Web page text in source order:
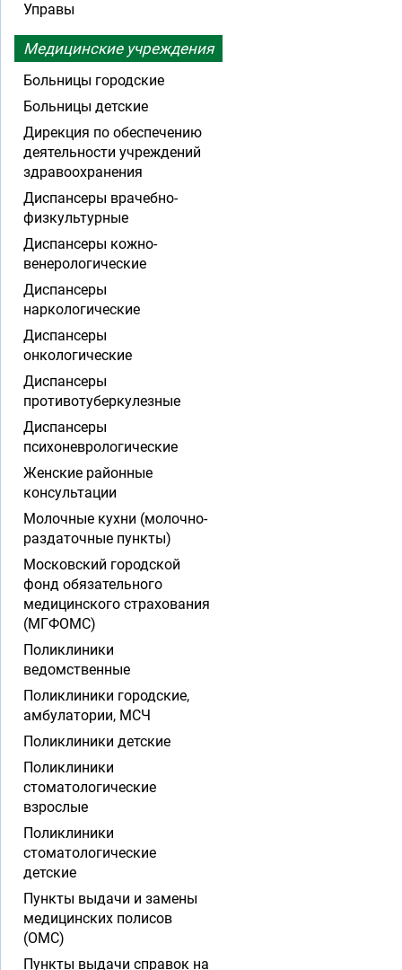
Управы
Медицинские учреждения
Больницы городские
Больницы детские
Дирекция по обеспечению
деятельности учреждений
здравоохранения
Диспансеры врачебно-
физкультурные
Диспансеры кожно-
венерологические
Диспансеры
наркологические
Диспансеры
онкологические
Диспансеры
противотуберкулезные
Диспансеры
психоневрологические
Женские районные
консультации
Молочные кухни (молочно-
раздаточные пункты)
Московский городской
фонд обязательного
медицинского страхования
(МГФОМС)
Поликлиники
ведомственные
Поликлиники городские,
амбулатории, МСЧ
Поликлиники детские
Поликлиники
стоматологические
взрослые
Поликлиники
стоматологические
детские
Пункты выдачи и замены
медицинских полисов
(ОМС)
Пункты выдачи справок на